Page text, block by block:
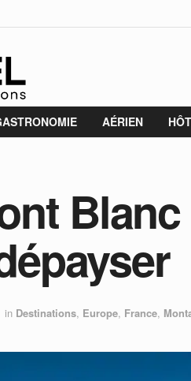
AÉRIEN
in Destinations, Europe, France,